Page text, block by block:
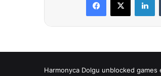
Harmonyca Dolgu unblocked games